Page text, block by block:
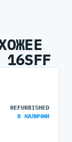
REFURBISHED
В НАЛИЧИИ